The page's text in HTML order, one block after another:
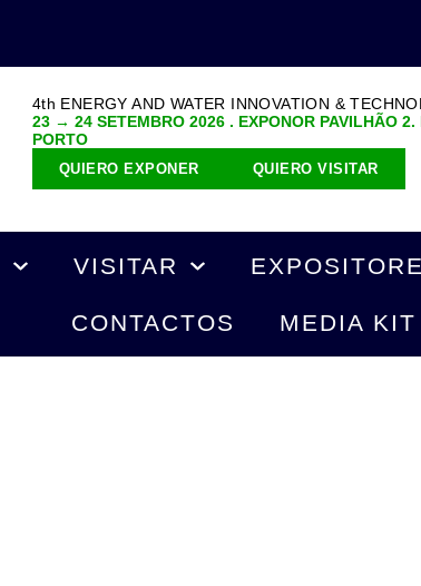
4th ENERGY AND WATER INNOVATION &
23 → 24 SETEMBRO 2026 . EXPONOR PAVILHÃO
PORTO
QUIERO EXPONER QUIERO VISITAR
VISITAR
CONTACTOS MEDIA